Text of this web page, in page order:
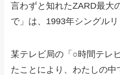
言わずと知れたZARD最大
で」は、1993年シングルリ
某テレビ局の「○時間テレ
たことにより、わたしの中